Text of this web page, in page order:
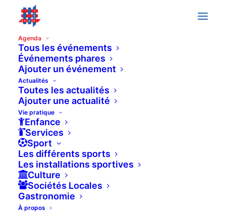
Agenda
Tous les événements
Événements phares
Ajouter un événement
Actualités
Toutes les actualités
Ajouter une actualité
Vie pratique
Enfance
Services
Sport
Les différents sports
Les installations sportives
Culture
Sociétés Locales
Gastronomie
À propos
septembre 2025
SAM
6